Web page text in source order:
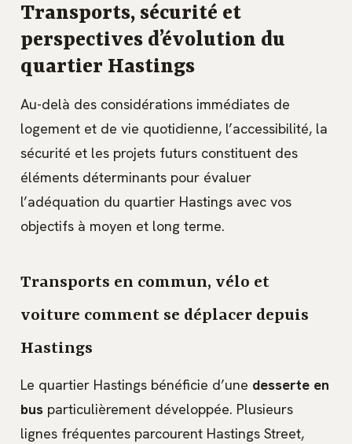
Transports, sécurité et
perspectives d’évolution du
quartier Hastings
Au-delà des considérations immédiates de
logement et de vie quotidienne, l’accessibilité, la
sécurité et les projets futurs constituent des
éléments déterminants pour évaluer
l’adéquation du quartier Hastings avec vos
objectifs à moyen et long terme.
Transports en commun, vélo et
voiture comment se déplacer depuis
Hastings
Le quartier Hastings bénéficie d’une desserte en
bus particulièrement développée. Plusieurs
lignes fréquentes parcourent Hastings Street,